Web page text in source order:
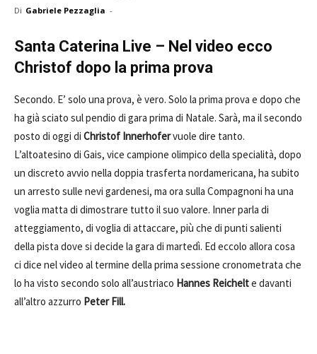
Di Gabriele Pezzaglia -
Santa Caterina Live – Nel video ecco
Christof dopo la prima prova
Secondo. E’ solo una prova, è vero. Solo la prima prova e dopo che
ha già sciato sul pendio di gara prima di Natale. Sarà, ma il secondo
posto di oggi di Christof Innerhofervuole dire tanto.
L’altoatesino di Gais, vice campione olimpico della specialità, dopo
un discreto avvio nella doppia trasferta nordamericana, ha subito
un arresto sulle nevi gardenesi, ma ora sulla Compagnoni ha una
voglia matta di dimostrare tutto il suo valore. Inner parla di
atteggiamento, di voglia di attaccare, più che di punti salienti
della pista dove si decide la gara di martedì. Ed eccolo allora cosa
ci dice nel video al termine della prima sessione cronometrata che
lo ha visto secondo solo all’austriaco Hannes Reichelte davanti
all’altro azzurro Peter Fill.